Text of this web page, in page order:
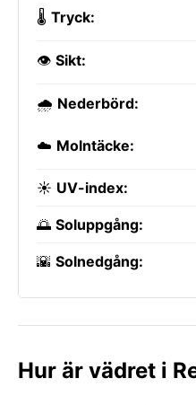
🌡️ Tryck:
👁️ Sikt:
🌧️ Nederbörd:
☁️ Molntäcke:
☀️ UV-index:
🌅 Soluppgång:
🌇 Solnedgång:
Hur är vädret i